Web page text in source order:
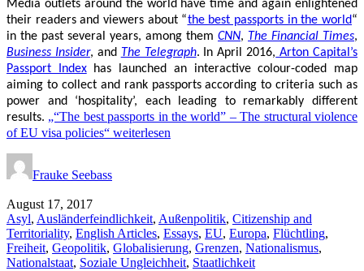
Media outlets around the world have time and again enlightened
their readers and viewers about “the best passports in the world“
in the past several years, among them CNN, The Financial Times,
Business Insider, and The Telegraph. In April 2016, Arton Capital’s
Passport Indexhas launched an interactive colour-coded map
aiming to collect and rank passports according to criteria such as
power and ‘hospitality’, each leading to remarkably different
results. „“The best passports in the world” – The structural violence
of EU visa policies“ weiterlesen
Frauke Seebass
August 17, 2017
Asyl, Ausländerfeindlichkeit, Außenpolitik, Citizenship and
Territoriality, English Articles, Essays, EU, Europa, Flüchtling,
Freiheit, Geopolitik, Globalisierung, Grenzen, Nationalismus,
Nationalstaat, Soziale Ungleichheit, Staatlichkeit